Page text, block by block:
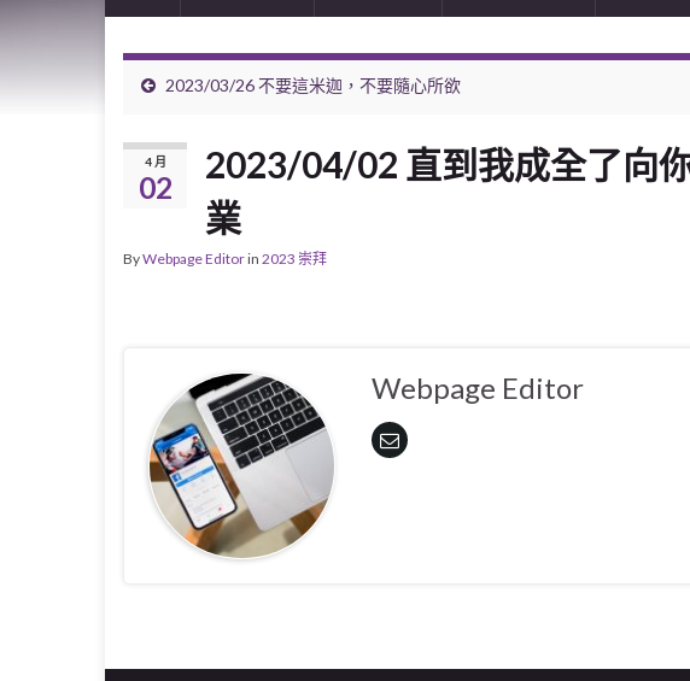
2023/03/26 不要這米迦，不要隨心所欲
4 月
02
2023/04/02 直到我成全了向
業
ByWebpage Editorin 2023 崇拜
Webpage Editor